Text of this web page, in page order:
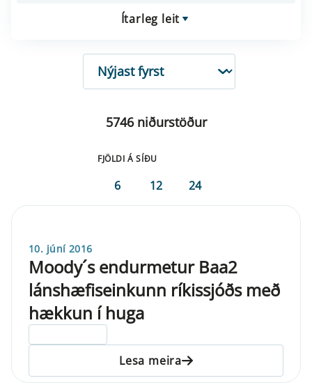
Ítarleg leit
RÖÐUN
5746 niðurstöður
FJÖLDI Á SÍÐU
6 12 24
10. júní 2016
Moody´s endurmetur Baa2
lánshæfiseinkunn ríkissjóðs með
hækkun í huga
Lesa meira